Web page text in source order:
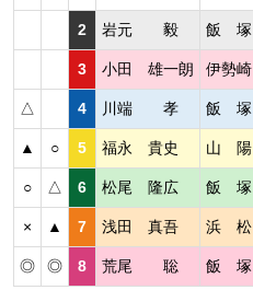
2 岩元 毅 飯 塚
3 小田 雄一朗 伊勢崎
△ 4 川端 孝 飯 塚
▲ ○ 5 福永 貴史 山 陽
○ △ 6 松尾 隆広 飯 塚
× ▲ 7 浅田 真吾 浜 松
◎ ◎ 8 荒尾 聡 飯 塚